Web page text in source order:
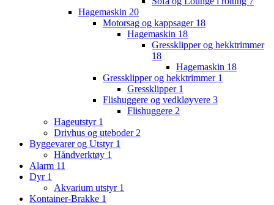
Hagemaskin 20
Motorsag og kappsager 18
Hagemaskin 18
Gressklipper og hekktrimmer
18
Hagemaskin 18
Gressklipper og hekktrimmer 1
Gressklipper 1
Flishuggere og vedkløyvere 3
Flishuggere 2
Hageutstyr 1
Drivhus og uteboder 2
Byggevarer og Utstyr 1
Håndverktøy 1
Alarm 11
Dyr 1
Akvarium utstyr 1
Kontainer-Brakke 1